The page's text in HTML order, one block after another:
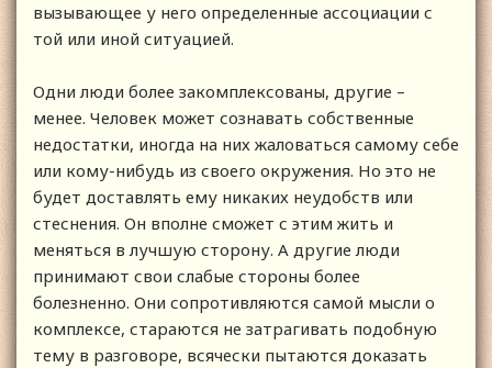
вызывающее у него определенные ассоциации с
той или иной ситуацией.
Одни люди более закомплексованы, другие –
менее. Человек может сознавать собственные
недостатки, иногда на них жаловаться самому себе
или кому-нибудь из своего окружения. Но это не
будет доставлять ему никаких неудобств или
стеснения. Он вполне сможет с этим жить и
меняться в лучшую сторону. А другие люди
принимают свои слабые стороны более
болезненно. Они сопротивляются самой мысли о
комплексе, стараются не затрагивать подобную
тему в разговоре, всячески пытаются доказать